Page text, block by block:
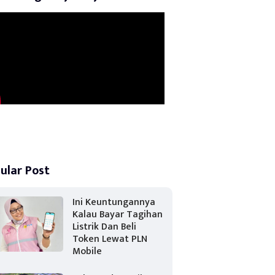
Post
Ini Keuntungannya
Kalau Bayar Tagihan
Listrik Dan Beli
Token Lewat PLN
Mobile